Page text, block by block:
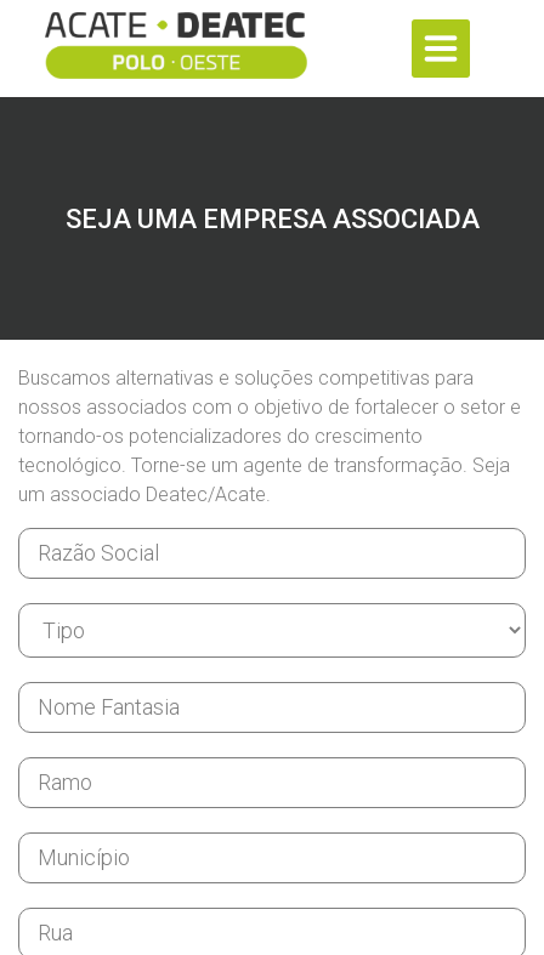
SEJA UMA EMPRESA ASSOCIADA
Buscamos alternativas e soluções competitivas para
nossos associados com o objetivo de fortalecer o setor e
tornando-os potencializadores do crescimento
tecnológico. Torne-se um agente de transformação. Seja
um associado Deatec/Acate.